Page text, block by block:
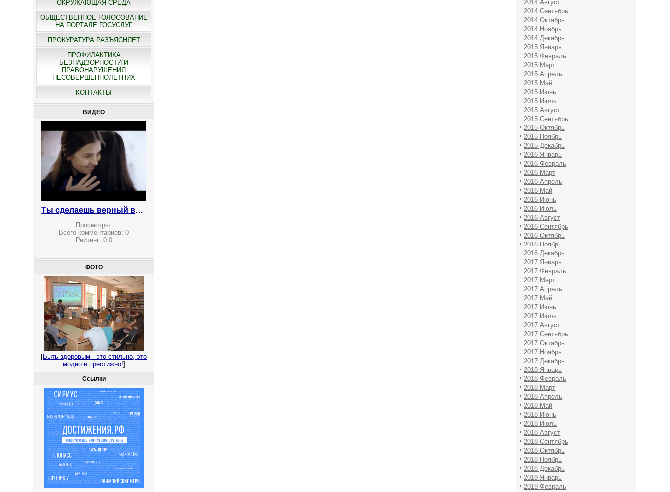
ОКРУЖАЮЩАЯ СРЕДА
ОБЩЕСТВЕННОЕ ГОЛОСОВАНИЕ
НА ПОРТАЛЕ ГОСУСЛУГ
ПРОКУРАТУРА РАЗЪЯСНЯЕТ
ПРОФИЛАКТИКА
БЕЗНАДЗОРНОСТИ И
ПРАВОНАРУШЕНИЯ
НЕСОВЕРШЕННОЛЕТНИХ
КОНТАКТЫ
ВИДЕО
Ты сделаешь верный выбор! Против наркотиков
Просмотры:
Всего комментариев:0
Рейтинг: 0.0
ФОТО
[Быть здоровым - это стильно, это
модно и престижно!]
Ссылки
2014 Август
2014 Сентябрь
2014 Октябрь
2014 Ноябрь
2014 Декабрь
2015 Январь
2015 Февраль
2015 Март
2015 Апрель
2015 Май
2015 Июнь
2015 Июль
2015 Август
2015 Сентябрь
2015 Октябрь
2015 Ноябрь
2015 Декабрь
2016 Январь
2016 Февраль
2016 Март
2016 Апрель
2016 Май
2016 Июнь
2016 Июль
2016 Август
2016 Сентябрь
2016 Октябрь
2016 Ноябрь
2016 Декабрь
2017 Январь
2017 Февраль
2017 Март
2017 Апрель
2017 Май
2017 Июнь
2017 Июль
2017 Август
2017 Сентябрь
2017 Октябрь
2017 Ноябрь
2017 Декабрь
2018 Январь
2018 Февраль
2018 Март
2018 Апрель
2018 Май
2018 Июнь
2018 Июль
2018 Август
2018 Сентябрь
2018 Октябрь
2018 Ноябрь
2018 Декабрь
2019 Январь
2019 Февраль